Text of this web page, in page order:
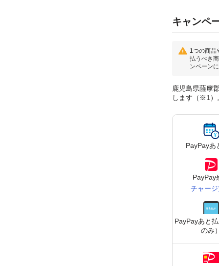
キャンペ
1つの商品
払うべき
ンペーン
鹿児島県薩摩
します（※1）
PayPayあ
PayPay
チャー
PayPayあと
のみ）